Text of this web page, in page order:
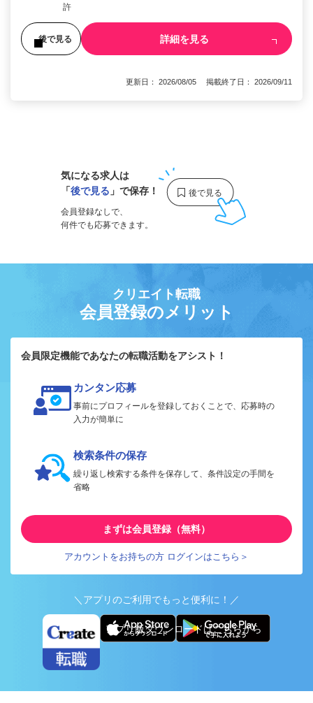
許
後で見る 詳細を見る
更新日： 2026/08/05 掲載終了日： 2026/09/11
気になる求人は
「後で見る 」で保存！
会員登録なしで、
何件でも応募できます。
クリエイト転職
会員登録のメリット
会員限定機能であなたの転職活動をアシスト！
カンタン応募
事前にプロフィールを登録しておくことで、応募時の
入力が簡単に
検索条件の保存
繰り返し検索する条件を保存して、条件設定の手間を
省略
まずは会員登録（無料）
アカウントをお持ちの方 ログインはこちら＞
＼アプリのご利用でもっと便利に！／
アプリ版ダウンロードはこちらから